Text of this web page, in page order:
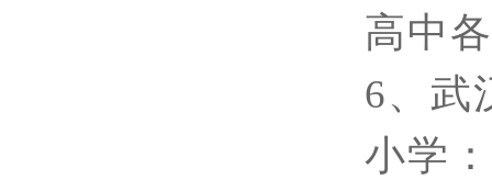
高中
6、武
小学